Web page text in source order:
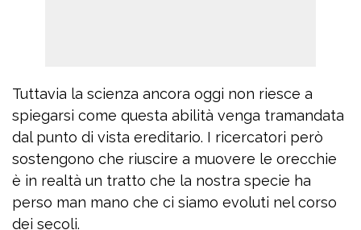
Tuttavia la scienza ancora oggi non riesce a
spiegarsi come questa abilità venga tramandata
dal punto di vista ereditario. I ricercatori però
sostengono che riuscire a muovere le orecchie
è in realtà un tratto che la nostra specie ha
perso man mano che ci siamo evoluti nel corso
dei secoli.